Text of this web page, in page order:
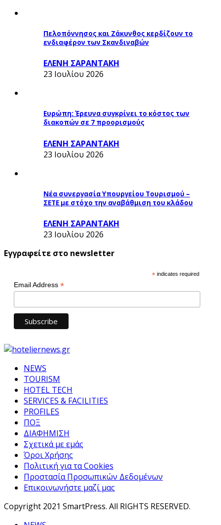
Πελοπόννησος και Ζάκυνθος κερδίζουν το
ενδιαφέρον των Σκανδιναβών
ΕΛΕΝΗ ΣΑΡΑΝΤΑΚΗ
23 Ιουλίου 2026
Ευρώπη: Έρευνα συγκρίνει το κόστος των
διακοπών σε 7 προορισμούς
ΕΛΕΝΗ ΣΑΡΑΝΤΑΚΗ
23 Ιουλίου 2026
Νέα συνεργασία Υπουργείου Τουρισμού –
ΣΕΤΕ με στόχο την αναβάθμιση του κλάδου
ΕΛΕΝΗ ΣΑΡΑΝΤΑΚΗ
23 Ιουλίου 2026
Εγγραφείτε στο newsletter
* indicates required
Email Address *
NEWS
TOURISM
HOTEL TECH
SERVICES & FACILITIES
PROFILES
ΠΟΞ
ΔΙΑΦΗΜΙΣΗ
Σχετικά με εμάς
Όροι Χρήσης
Πολιτική για τα Cookies
Προστασία Προσωπικών Δεδομένων
Επικοινωνήστε μαζί μας
Copyright 2021 SmartPress. All RIGHTS RESERVED.